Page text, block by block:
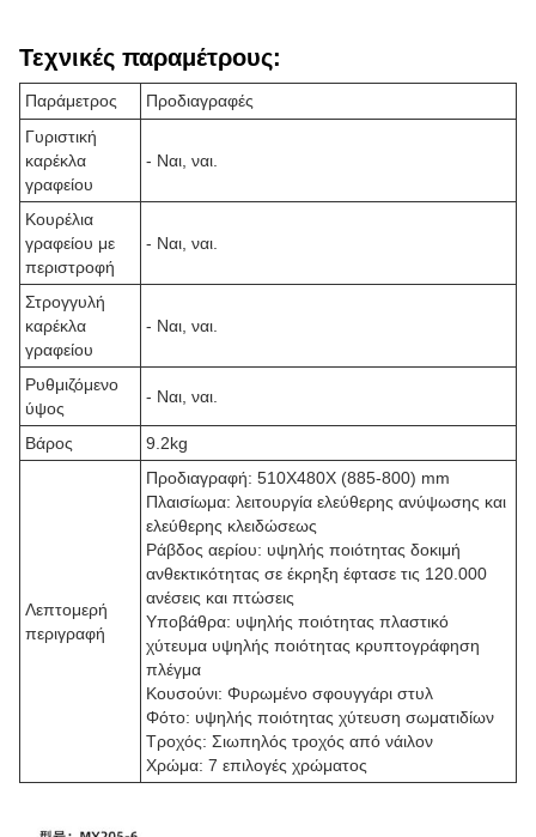
Τεχνικές παραμέτρους:
Παράμετρος
Προδιαγραφές
Γυριστική
καρέκλα
γραφείου
- Ναι, ναι.
Κουρέλια
γραφείου με
περιστροφή
- Ναι, ναι.
Στρογγυλή
καρέκλα
γραφείου
- Ναι, ναι.
Ρυθμιζόμενο
ύψος
- Ναι, ναι.
Βάρος 9.2kg
Λεπτομερή
περιγραφή
Προδιαγραφή: 510X480X (885-800) mm
Πλαισίωμα: λειτουργία ελεύθερης ανύψωσης και
ελεύθερης κλειδώσεως
Ράβδος αερίου: υψηλής ποιότητας δοκιμή
ανθεκτικότητας σε έκρηξη έφτασε τις 120.000
ανέσεις και πτώσεις
Υποβάθρα: υψηλής ποιότητας πλαστικό
χύτευμα υψηλής ποιότητας κρυπτογράφηση
πλέγμα
Κουσούνι: Φυρωμένο σφουγγάρι στυλ
Φότο: υψηλής ποιότητας χύτευση σωματιδίων
Τροχός: Σιωπηλός τροχός από νάιλον
Χρώμα: 7 επιλογές χρώματος